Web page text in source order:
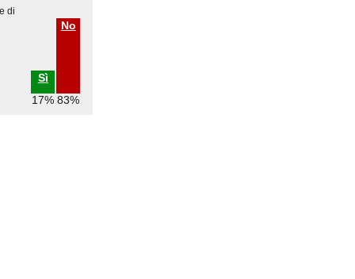
di
Sì
17%
No
83%